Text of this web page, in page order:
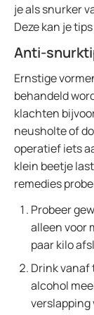
je als snurker
Deze kan je
Anti-
Ernstige
behandeld
klachten
neusholte of
operatief iets
klein beetje
remedies
Probeer
alleen voor
paar kilo
Drink vanaf
alcohol
verslapping